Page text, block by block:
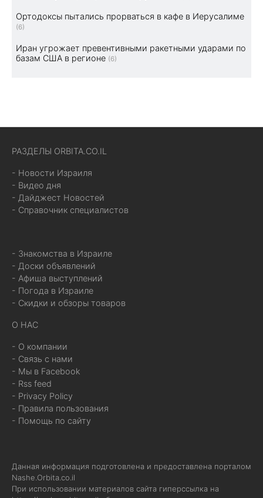
Ортодоксы пытались прорваться в кафе в Иерусалиме
(6)
Иран угрожает превентивными ракетными ударами по
базам США в регионе (6)
РАЗДЕЛЫ ORBITA.CO.IL
- Новости Израиля
- Видео дня
- Дайджест Новостей
- Справочник специалистов
- Знакомства в Израиле
- Доски объявлений
- Афиша выступлений
- Погода в Израиле
- Скидки и обзоры товаров
О НАС
- О компании
- Связь с нами
- Мы в Facebook
- Rss feed
- Privacy Policy
- Правила пользования
- Помощь по сайту
Данная информация подготовлена и предоставлена порталом
Nashe.Orbita.co.il
При использовании материалов сайта гиперссылка на